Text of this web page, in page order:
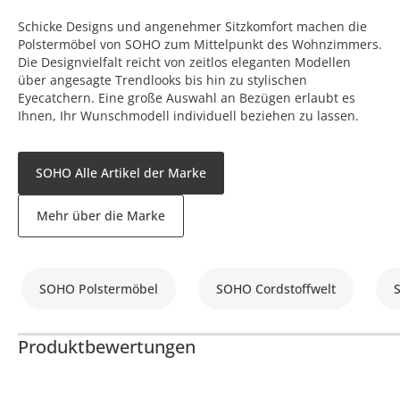
Schicke Designs und angenehmer Sitzkomfort machen die
Polstermöbel von SOHO zum Mittelpunkt des Wohnzimmers.
Die Designvielfalt reicht von zeitlos eleganten Modellen
über angesagte Trendlooks bis hin zu stylischen
Eyecatchern. Eine große Auswahl an Bezügen erlaubt es
Ihnen, Ihr Wunschmodell individuell beziehen zu lassen.
SOHO Alle Artikel der Marke
Mehr über die Marke
SOHO Polstermöbel SOHO Cordstoffwelt
Produktbewertungen